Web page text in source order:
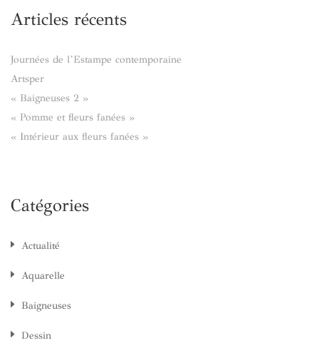
Articles récents
Journées de l’Estampe contemporaine
Artsper
« Baigneuses 2 »
« Pomme et fleurs fanées »
« Intérieur aux fleurs fanées »
Catégories
Actualité
Aquarelle
Baigneuses
Dessin